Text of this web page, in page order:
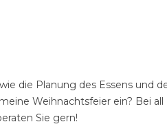
die Planung des Essens und
Weihnachtsfeier ein? Bei
Sie gern!